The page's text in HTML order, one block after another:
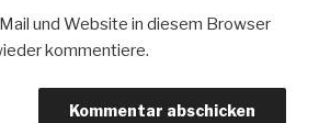
und Website in diesem Browser
kommentiere.